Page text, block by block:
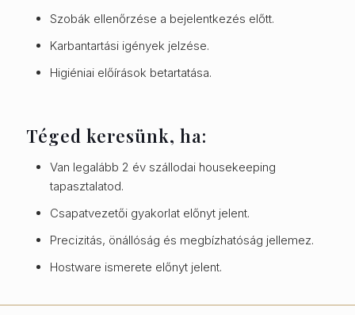
Szobák ellenőrzése a bejelentkezés előtt.
Karbantartási igények jelzése.
Higiéniai előírások betartatása.
Téged keresünk, ha:
Van legalább 2 év szállodai housekeeping
tapasztalatod.
Csapatvezetői gyakorlat előnyt jelent.
Precizitás, önállóság és megbízhatóság jellemez.
Hostware ismerete előnyt jelent.